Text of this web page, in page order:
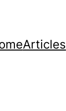
Articles